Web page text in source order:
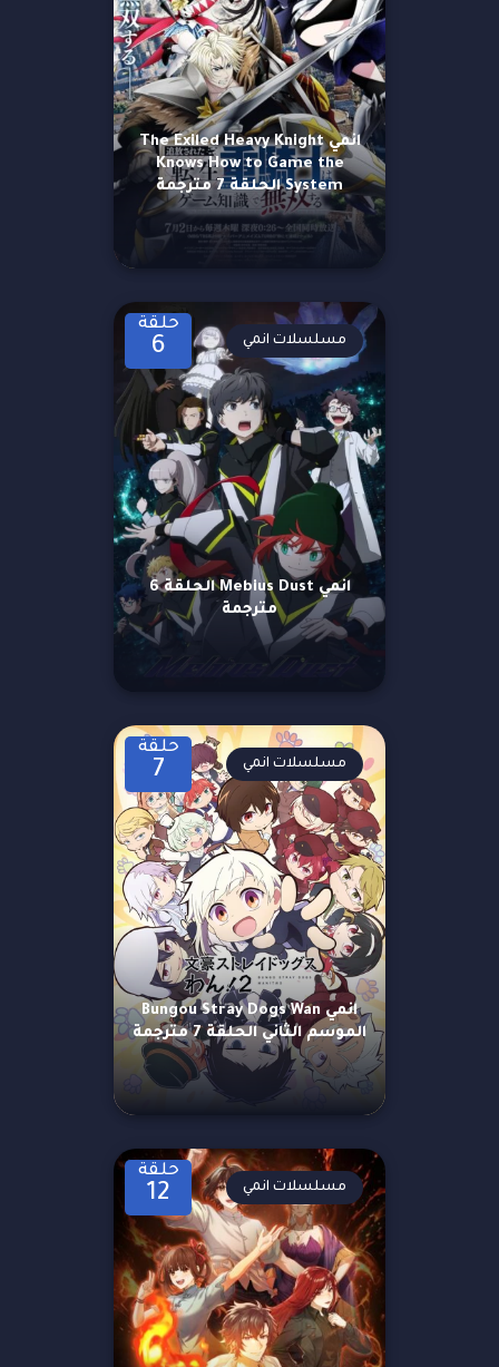
انمي The Exiled Heavy Knight
Knows How to Game the
System الحلقة 7 مترجمة
حلقة
6
انمي Mebius Dust الحلقة 6
مترجمة
مسلسلات انمي
حلقة
7
انمي Bungou Stray Dogs Wan
الموسم الثاني الحلقة 7 مترجمة
مسلسلات انمي
حلقة
12 مسلسلات انمي